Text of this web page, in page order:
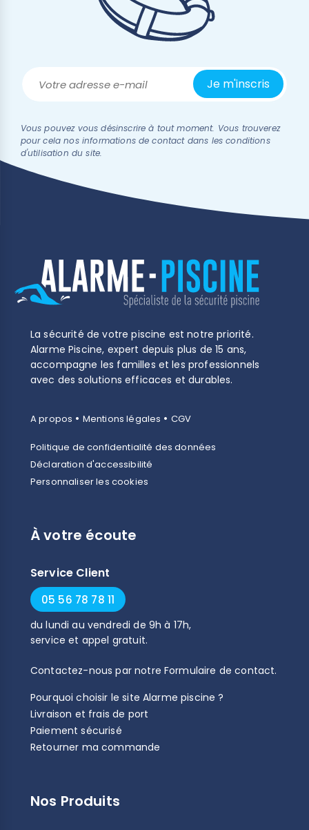
(3 avis)
Vous pouvez vous désinscrire à tout moment. Vous trouverez
pour cela nos informations de contact dans les conditions
d'utilisation du site.
La sécurité de votre piscine est notre priorité.
Alarme Piscine, expert depuis plus de 15 ans,
accompagne les familles et les professionnels
avec des solutions efficaces et durables.
A propos • Mentions légales • CGV
Politique de confidentialité des données
Déclaration d'accessibilité
Personnaliser les cookies
À votre écoute
Service Client
05 56 78 78 11
dulundi au vendredi de 9h à 17h,
service et appel gratuit.
Contactez-nous par notre Formulaire de contact.
Pourquoi choisir le site Alarme piscine ?
Livraison et frais de port
Paiement sécurisé
Retourner ma commande
Nos Produits